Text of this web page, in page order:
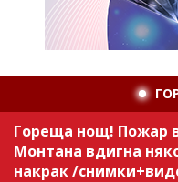
Гореща нощ! Пожар
Монтана вдигна
накрак /